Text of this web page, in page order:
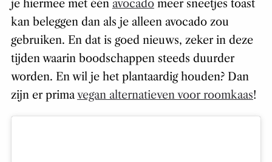
je hiermee met één avocadomeer sneetjes toast
kan beleggen dan als je alleen avocado zou
gebruiken. En dat is goed nieuws, zeker in deze
tijden waarin boodschappen steeds duurder
worden. En wil je het plantaardig houden? Dan
zijn er primavegan alternatieven voor roomkaas!